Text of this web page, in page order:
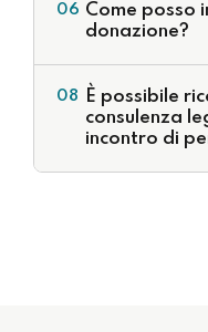
06 Come posso
donazione?
08
È possibile
consulenza
incontro di